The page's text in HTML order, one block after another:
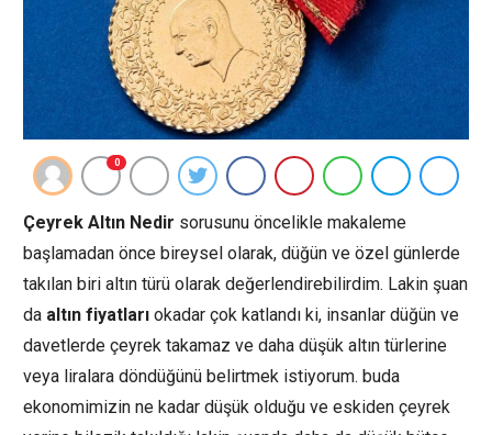
0
Çeyrek Altın Nedir sorusunu öncelikle makaleme
başlamadan önce bireysel olarak, düğün ve özel günlerde
takılan biri altın türü olarak değerlendirebilirdim. Lakin şuan
da altın fiyatları okadar çok katlandı ki, insanlar düğün ve
davetlerde çeyrek takamaz ve daha düşük altın türlerine
veya liralara döndüğünü belirtmek istiyorum. buda
ekonomimizin ne kadar düşük olduğu ve eskiden çeyrek